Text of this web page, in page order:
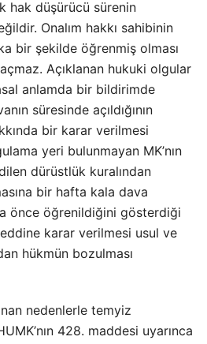
hak düşürücü sürenin
Onalım hakkı sahibinin
bir şekilde öğrenmiş olması
Açıklanan hukuki olgular
anlamda bir bildirimde
süresinde açıldığının
bir karar verilmesi
yeri bulunmayan MK’nın
dürüstlük kuralından
bir hafta kala dava
önce öğrenildiğini gösterdiği
karar verilmesi usul ve
hükmün bozulması
nedenlerle temyiz
428. maddesi uyarınca